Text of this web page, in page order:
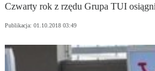
Czwarty rok z rzędu Grupa TUI
Publikacja: 01.10.2018 03:49